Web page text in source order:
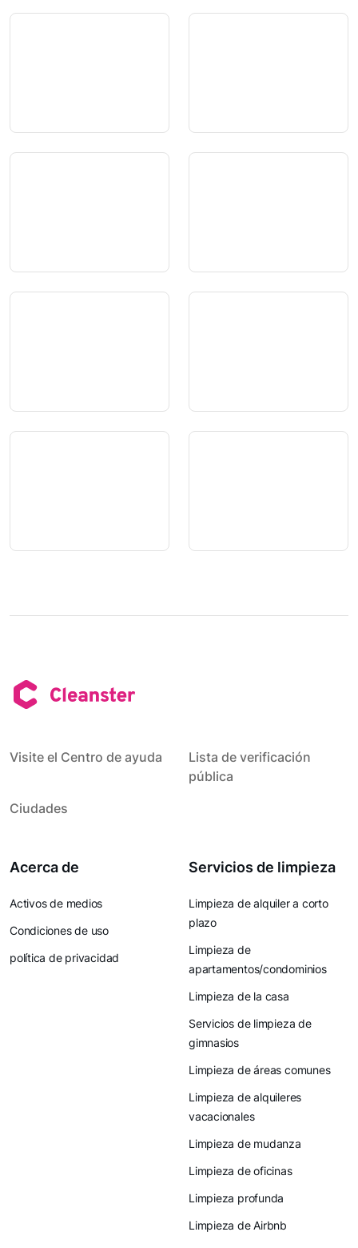
Visite el Centro de ayuda
Lista de verificación
pública
Ciudades
Acerca de
Activos de medios
Condiciones de uso
política de privacidad
Servicios de limpieza
Limpieza de alquiler a corto
plazo
Limpieza de
apartamentos/condominios
Limpieza de la casa
Servicios de limpieza de
gimnasios
Limpieza de áreas comunes
Limpieza de alquileres
vacacionales
Limpieza de mudanza
Limpieza de oficinas
Limpieza profunda
Limpieza de Airbnb